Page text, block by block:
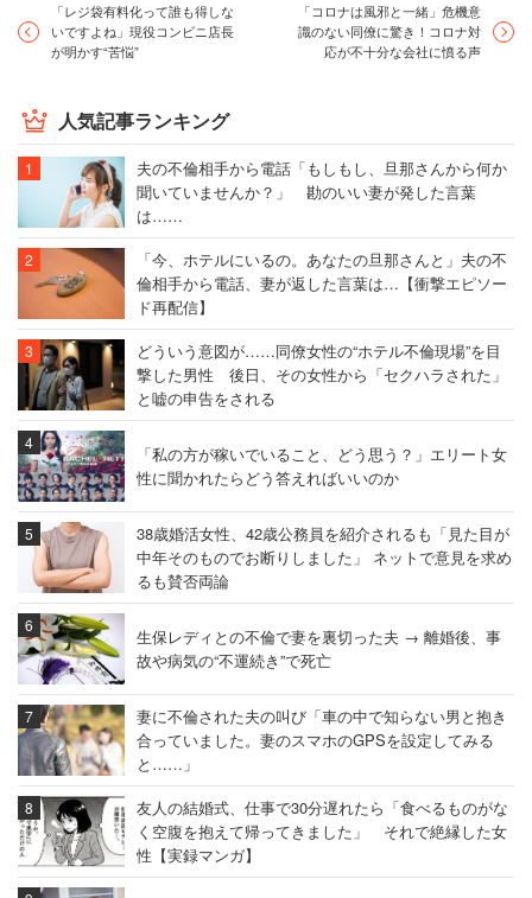
「レジ袋有料化って誰も得しな
いですよね」現役コンビニ店長
が明かす“苦悩”
「コロナは風邪と一緒」危機意
識のない同僚に驚き！コロナ対
応が不十分な会社に憤る声
人気記事ランキング
夫の不倫相手から電話「もしもし、旦那さんから何か
聞いていませんか？」 勘のいい妻が発した言葉
は……
「今、ホテルにいるの。あなたの旦那さんと」夫の不
倫相手から電話、妻が返した言葉は…【衝撃エピソー
ド再配信】
どういう意図が……同僚女性の“ホテル不倫現場”を目
撃した男性 後日、その女性から「セクハラされた」
と嘘の申告をされる
「私の方が稼いでいること、どう思う？」エリート女
性に聞かれたらどう答えればいいのか
38歳婚活女性、42歳公務員を紹介されるも「見た目が
中年そのものでお断りしました」 ネットで意見を求め
るも賛否両論
生保レディとの不倫で妻を裏切った夫 → 離婚後、事
故や病気の“不運続き”で死亡
妻に不倫された夫の叫び「車の中で知らない男と抱き
合っていました。妻のスマホのGPSを設定してみる
と……」
友人の結婚式、仕事で30分遅れたら「食べるものがな
く空腹を抱えて帰ってきました」 それで絶縁した女
性【実録マンガ】